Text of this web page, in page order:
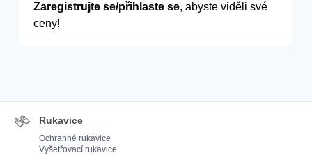
Zaregistrujte se/přihlaste se, abyste viděli své
ceny!
Rukavice
Ochranné rukavice
Vyšetřovací rukavice